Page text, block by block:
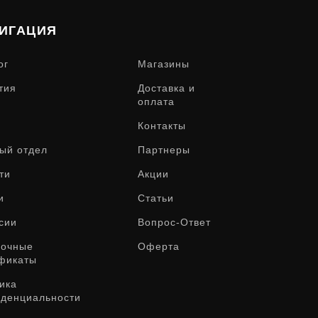
Магазины
Доставка и
оплата
Контакты
отдел Партнеры
Акции
Статьи
Вопрос-Ответ
Оферта